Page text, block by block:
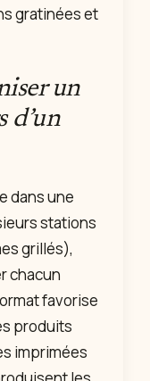
gratinées et
un
d’un
dans une
stations
grillés),
chacun
favorise
produits
imprimées